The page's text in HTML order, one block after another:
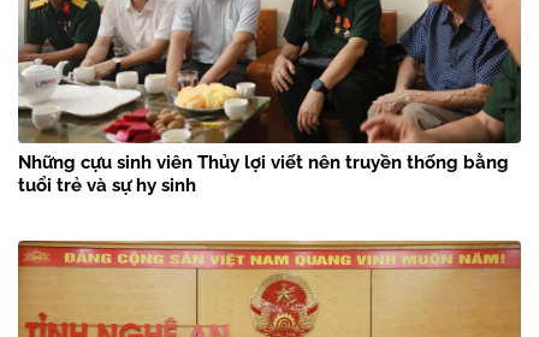
Những cựu sinh viên Thủy lợi viết nên truyền thống bằng
tuổi trẻ và sự hy sinh